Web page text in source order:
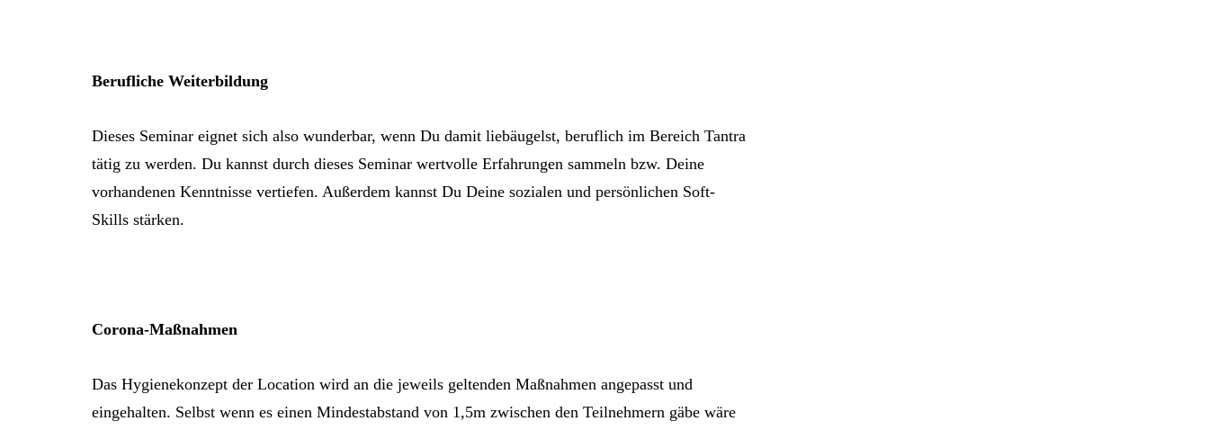
Berufliche Weiterbildung
Dieses Seminar eignet sich also wunderbar, wenn Du damit liebäugelst, beruflich im Bereich Tantra
tätig zu werden. Du kannst durch dieses Seminar wertvolle Erfahrungen sammeln bzw. Deine
vorhandenen Kenntnisse vertiefen. Außerdem kannst Du Deine sozialen und persönlichen Soft-
Skills stärken.
Corona-Maßnahmen
Das Hygienekonzept der Location wird an die jeweils geltenden Maßnahmen angepasst und
eingehalten. Selbst wenn es einen Mindestabstand von 1,5m zwischen den Teilnehmern gäbe wäre